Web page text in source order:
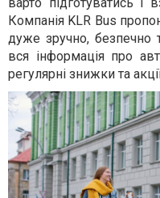
Компанія KLR Bus
дуже зручно, безпечно
вся інформація про
регулярні знижки та